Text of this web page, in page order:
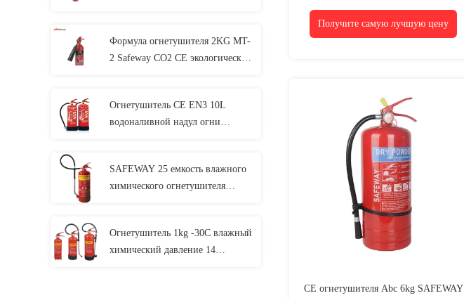
Формула огнетушителя 2KG MT-
2 Safeway СО2 CE экологически
Огнетушитель CE EN3 10L
водоналивной надул огни
SAFEWAY 25 емкость влажного
химического огнетушителя
Огнетушитель 1kg -30C влажный
химический давление 14
Получите самую лучшую цену
CE огнетушителя Abc 6kg SAFEWAY